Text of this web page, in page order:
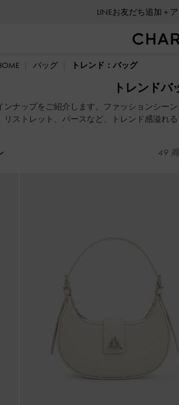
会員登録＋ニュースレ
LINEお友だち追加＋
会員登録＋ニュースレ
バッグ トレンド：バッグ
トレンドバ
ンナップをご紹介します。ファッションシー
リストレット、パースなど、トレンド感溢れる
49